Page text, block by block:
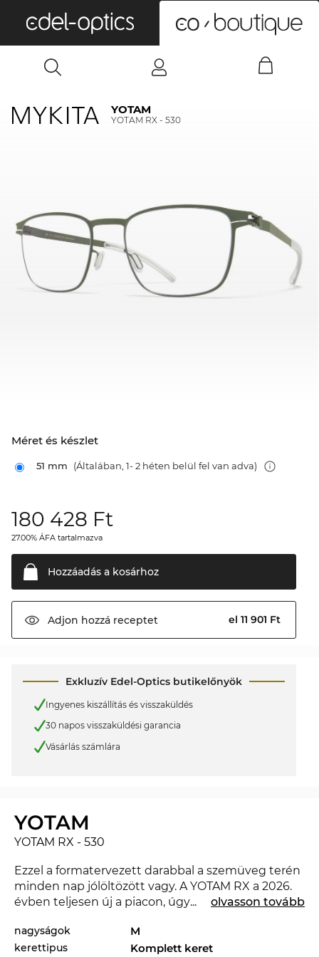
YOTAM
YOTAM RX - 530
Méret és készlet
51 mm (Általában, 1- 2 héten belül fel van adva)
180 428 Ft
27.00% ÁFA tartalmazva
Hozzáadás a kosárhoz
Adjon hozzá receptet el 11 901 Ft
Exkluzív Edel-Optics butikelőnyök
Ingyenes kiszállítás és visszaküldés
30 napos visszaküldési garancia
Vásárlás számlára
YOTAM
YOTAM RX - 530
Ezzel a formatervezett darabbal a szemüveg terén
minden nap jólöltözött vagy. A YOTAM RX a 2026.
évben teljesen új a piacon, úgyhogy ezzel a
Tulajdonképpen jobban illene a kedvenc
öltözékedhez egy másik stílus? Nézd meg a
... olvasson tovább
nagyságok M
kerettipus Komplett keret